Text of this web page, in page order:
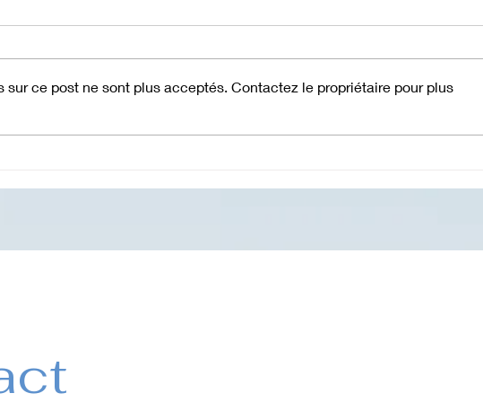
Bilan cognitif et
sur ce post ne sont plus acceptés. Contactez le propriétaire pour plus